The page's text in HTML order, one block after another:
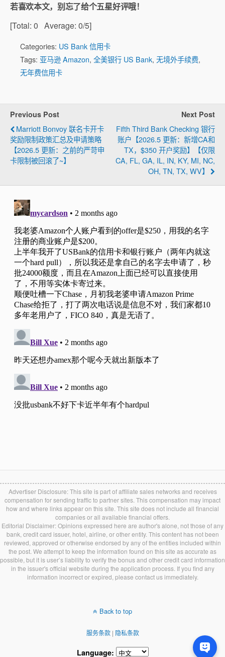
若喜欢本文，别忘了给个五星好评哦！
[Total: 0 Average: 0/5]
Categories: US Bank 信用卡
Tags: 亚马逊 Amazon, 全美银行 US Bank, 无境外手续费,
无年费信用卡
Previous Post
Marriott Bonvoy 联名卡开卡
奖励限制政策汇总及申请策略
【2026.5 更新：之前的严苛申
卡限制被回滚了~】
Next Post
Fifth Third Bank Checking 银行
账户【2026.5 更新：新增CA和
TX，$350 开户奖励】【仅限
CA, FL, GA, IL, IN, KY, MI, NC,
OH, TN, TX, WV】
Advertiser Disclosure: This site is part of affiliate sales networks and receives
compensation for sending traffic to partner sites. This compensation may impact
how and where links appear on this site. This site does not include all financial
companies or all available financial offers.
Editorial Disclaimer: Opinions expressed here are author's alone, not those of any
bank, credit card issuer, hotel, airline, or other entity. This content has not been
reviewed, approved or otherwise endorsed by any of the entities included within
the post. We attempt to keep the information found on this site as accurate as
possible, but it is user’s liability to verify the bonus and other credit card information
in the issuer's official website during the application process. If you find any
information incorrect or expired, please contact us immediately.
Back to top
服务条款| 隐私条款
Language: